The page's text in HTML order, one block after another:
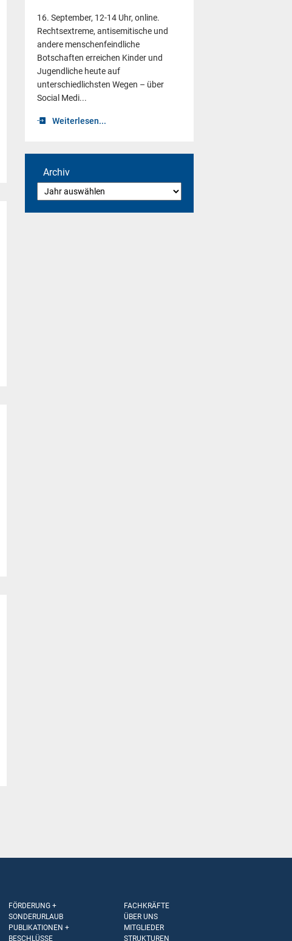
16. September, 12-14 Uhr, online.
Rechtsextreme, antisemitische und
andere menschenfeindliche
Botschaften erreichen Kinder und
Jugendliche heute auf
unterschiedlichsten Wegen – über
Social Medi...
Weiterlesen...
Archiv
FÖRDERUNG +
SONDERURLAUB
PUBLIKATIONEN +
BESCHLÜSSE
FACHKRÄFTE
ÜBER UNS
MITGLIEDER
STRUKTUREN